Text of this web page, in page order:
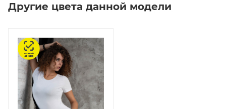
Другие цвета данной модели
Честный знак